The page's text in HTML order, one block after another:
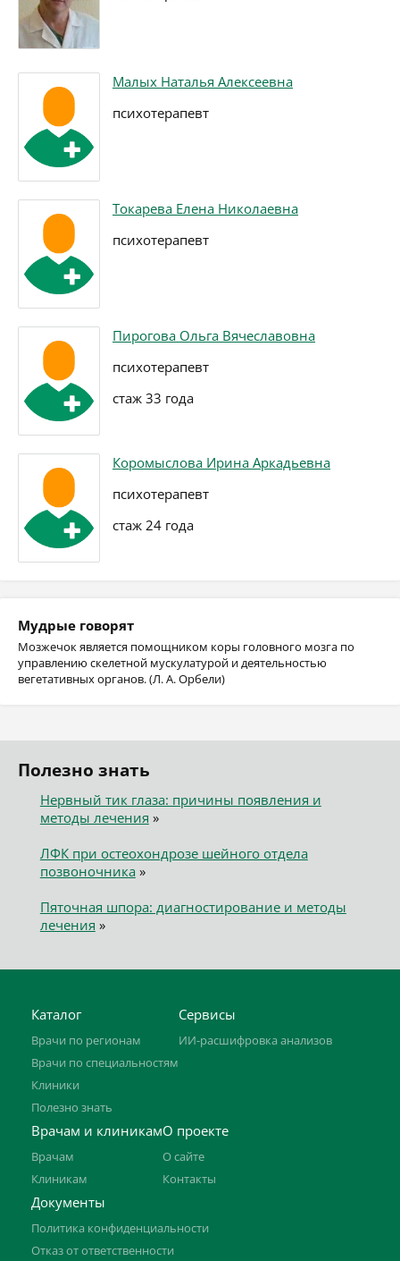
Малых Наталья Алексеевна
психотерапевт
Токарева Елена Николаевна
психотерапевт
Пирогова Ольга Вячеславовна
психотерапевт
стаж 33 года
Коромыслова Ирина Аркадьевна
психотерапевт
стаж 24 года
Мудрые говорят
Мозжечок является помощником коры головного мозга по
управлению скелетной мускулатурой и деятельностью
вегетативных органов. (Л. А. Орбели)
Полезно знать
Нервный тик глаза: причины появления и
методы лечения »
ЛФК при остеохондрозе шейного отдела
позвоночника»
Пяточная шпора: диагностирование и методы
лечения »
Каталог
Врачи по регионам
Врачи по специальностям
Клиники
Полезно знать
Сервисы
ИИ-расшифровка анализов
Врачам и клиникам
Врачам
Клиникам
О проекте
О сайте
Контакты
Документы
Политика конфиденциальности
Отказ от ответственности